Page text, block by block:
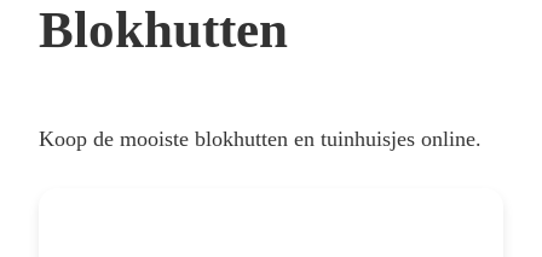
Blokhutten
Koop de mooiste blokhutten en tuinhuisjes online.